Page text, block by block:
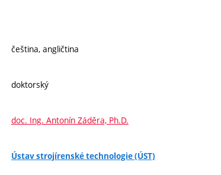
čeština, angličtina
doktorský
doc. Ing. Antonín Záděra, Ph.D.
Ústav strojírenské technologie (ÚST)